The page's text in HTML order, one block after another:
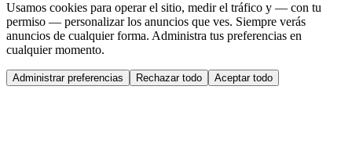
Usamos cookies para operar el sitio, medir el tráfico y — con tu
permiso — personalizar los anuncios que ves. Siempre verás
anuncios de cualquier forma. Administra tus preferencias en
cualquier momento.
Administrar preferencias Rechazar todo Aceptar todo